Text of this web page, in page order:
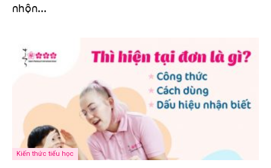
nhộn...
Kiến thức tiểu học